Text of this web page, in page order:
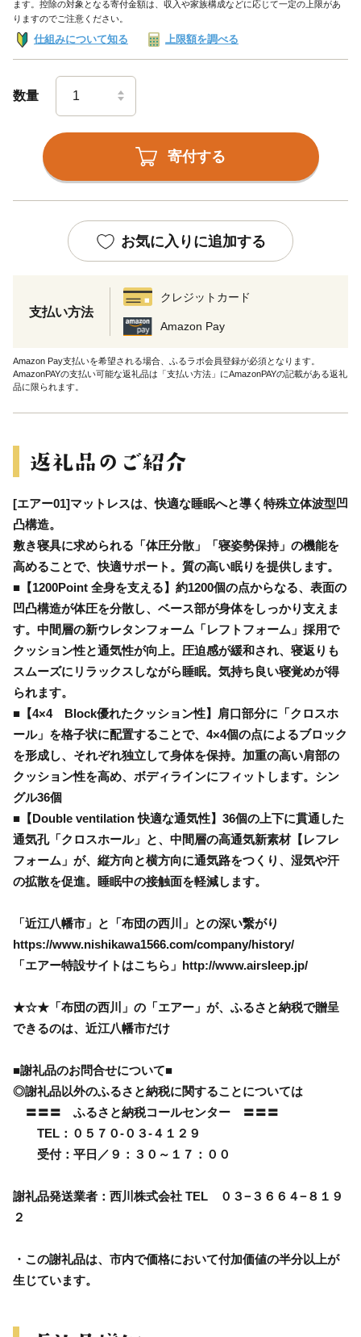
ます。控除の対象となる寄付金額は、収入や家族構成などに応じて一定の上限があ
りますのでご注意ください。
仕組みについて知る 上限額を調べる
数量
寄付する
お気に入りに追加する
支払い方法
クレジットカード
Amazon Pay
Amazon Pay支払いを希望される場合、ふるラボ会員登録が必須となります。
AmazonPAYの支払い可能な返礼品は「支払い方法」にAmazonPAYの記載がある返礼
品に限られます。
[エアー01]マットレスは、快適な睡眠へと導く特殊立体波型凹
凸構造。
敷き寝具に求められる「体圧分散」「寝姿勢保持」の機能を
高めることで、快適サポート。質の高い眠りを提供します。
■【1200Point 全身を支える】約1200個の点からなる、表面の
凹凸構造が体圧を分散し、ベース部が身体をしっかり支えま
す。中間層の新ウレタンフォーム「レフトフォーム」採用で
クッション性と通気性が向上。圧迫感が緩和され、寝返りも
スムーズにリラックスしながら睡眠。気持ち良い寝覚めが得
られます。
■【4×4 Block優れたクッション性】肩口部分に「クロスホ
ール」を格子状に配置することで、4×4個の点によるブロック
を形成し、それぞれ独立して身体を保持。加重の高い肩部の
クッション性を高め、ボディラインにフィットします。シン
グル36個
■【Double ventilation 快適な通気性】36個の上下に貫通した
通気孔「クロスホール」と、中間層の高通気新素材【レフレ
フォーム」が、縦方向と横方向に通気路をつくり、湿気や汗
の拡散を促進。睡眠中の接触面を軽減します。
「近江八幡市」と「布団の西川」との深い繋がり
https://www.nishikawa1566.com/company/history/
「エアー特設サイトはこちら」http://www.airsleep.jp/
★☆★「布団の西川」の「エアー」が、ふるさと納税で贈呈
できるのは、近江八幡市だけ
■謝礼品のお問合せについて■
◎謝礼品以外のふるさと納税に関することについては
〓〓〓 ふるさと納税コールセンター 〓〓〓
TEL：０５７０-０３-４１２９
受付：平日／９：３０～１７：００
謝礼品発送業者：西川株式会社 TEL ０３−３６６４−８１９
２
・この謝礼品は、市内で価格において付加価値の半分以上が
生じています。